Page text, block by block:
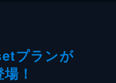
プランが
！